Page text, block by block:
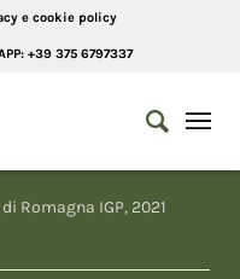
e cookie policy
+39 375 6797337
Romagna IGP, 2021